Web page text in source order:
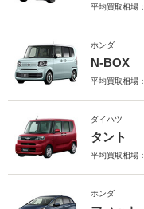
平均買取相場：
ホンダ
N-BOX
平均買取相場：
ダイハツ
タント
平均買取相場：
ホンダ